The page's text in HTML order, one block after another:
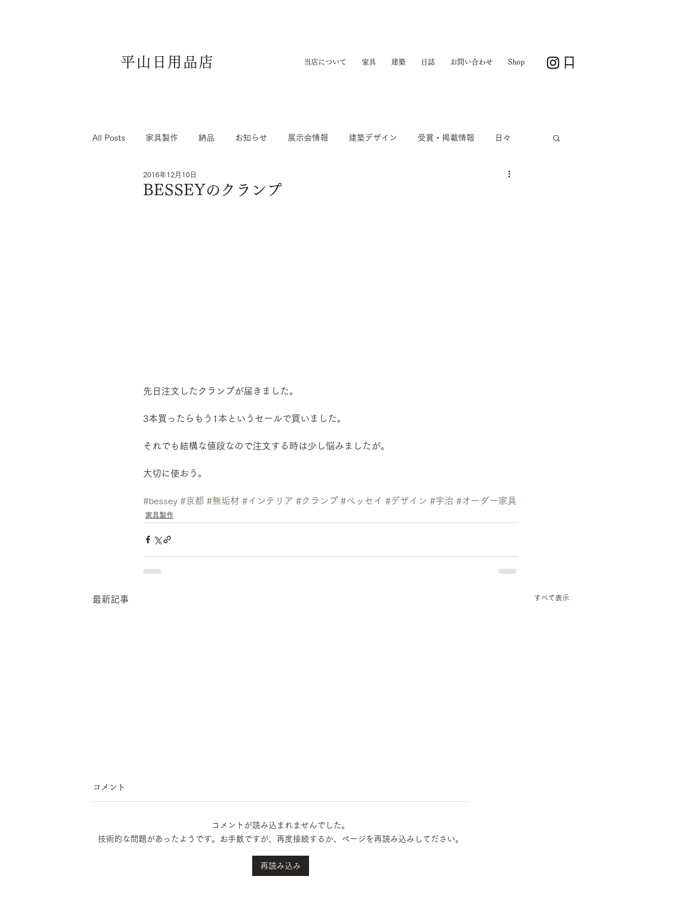
平山日用品店 当店について 家具 建築 日誌 お問い合わせ Shop
All Posts 家具製作 納品 お知らせ 展示会情報 建築デザイン 受賞・掲載情報 日々
BESSEYのクランプ
2016年12月10日
先日注文したクランプが届きました。
3本買ったらもう1本というセールで買いました。
それでも結構な値段なので注文する時は少し悩みましたが。
大切に使おう。
#bessey #京都 #無垢材 #インテリア #クランプ #ベッセイ #デザイン #宇治 #オーダー家具
家具製作
最新記事 すべて表示
コメント
コメントが読み込まれませんでした。
技術的な問題があったようです。お手数ですが、再度接続するか、ページを再読み込みしてださい。
再読み込み